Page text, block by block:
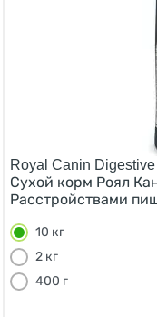
Royal Canin
Сухой корм Роял
Расстройствами
10 кг
2 кг
400 г